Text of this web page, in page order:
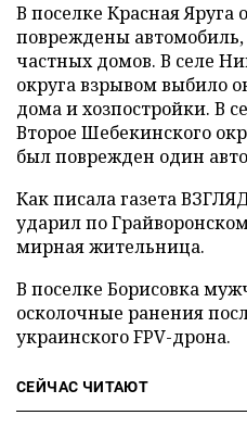
В поселке Красная Яруга
повреждены
частных домов. В селе
округа взрывом выбило
дома и хозпостройки. В
Второе Шебекинского
был поврежден один
Как писала газета
ударил по
мирная жительница.
В поселке Борисовка
осколочные ранения
украинского FPV-дрона.
СЕЙЧАС ЧИТАЮТ